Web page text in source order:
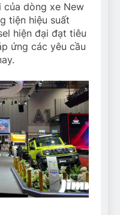
của dòng xe New
tiện hiệu suất
hiện đại đạt tiêu
ứng các yêu cầu